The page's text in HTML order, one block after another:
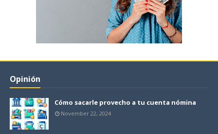
Opinión
Cómo sacarle provecho a tu cuenta nómina
November 22, 2024